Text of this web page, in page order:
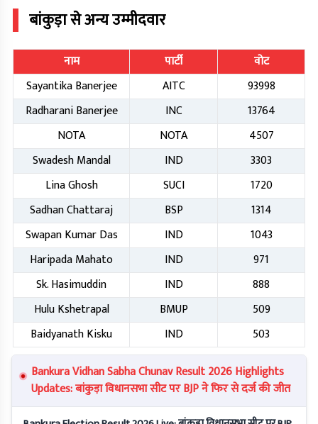
बांकुड़ासे अन्य उम्मीदवार
नाम पार्टी
वोट
Sayantika Banerjee
AITC
93998
Radharani Banerjee
INC
13764
NOTA
NOTA
4507
Swadesh Mandal
IND
3303
Lina Ghosh
SUCI
1720
Sadhan Chattaraj
BSP
1314
Swapan Kumar Das
IND
1043
Haripada Mahato
IND
971
Sk. Hasimuddin
IND
888
Hulu Kshetrapal
BMUP
509
Baidyanath Kisku
IND
503
Bankura Vidhan Sabha Chunav Result 2026 Highlights
Updates: बांकुड़ा विधानसभा सीट पर BJP ने फिर से दर्ज की जीत